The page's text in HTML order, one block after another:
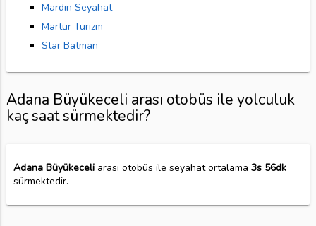
Mardin Seyahat
Martur Turizm
Star Batman
Adana Büyükeceli arası otobüs ile yolculuk
kaç saat sürmektedir?
Adana Büyükeceliarası otobüs ile seyahat ortalama 3s 56dk
sürmektedir.